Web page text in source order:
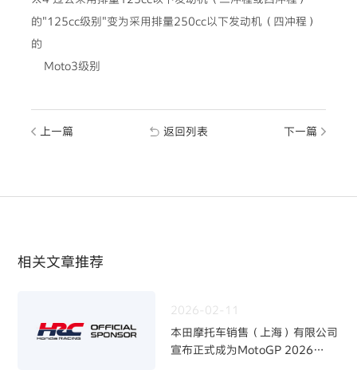
的"125cc级别"变为采用排量250cc以下发动机（四冲程）
的
Moto3级别
上一篇 返回列表 下一篇
相关文章推荐
2026-02-11
本田摩托车销售（上海）有限公司
宣布正式成为MotoGP 2026